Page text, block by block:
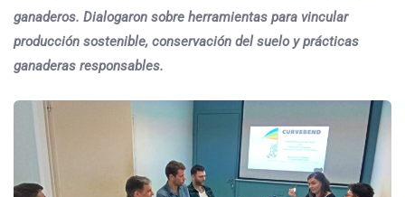
ganaderos. Dialogaron sobre herramientas para vincular
producción sostenible, conservación del suelo y prácticas
ganaderas responsables.